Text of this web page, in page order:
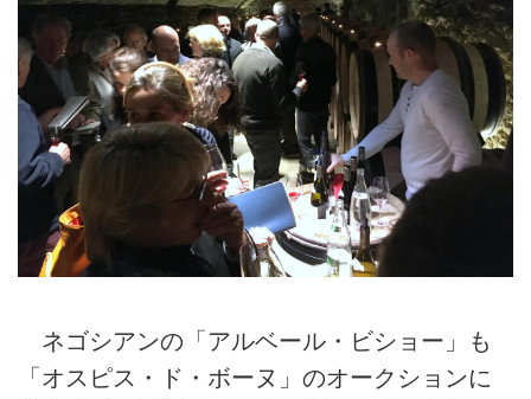
ネゴシアンの「アルベール・ビショー」も
「オスピス・ド・ボーヌ」のオークションに